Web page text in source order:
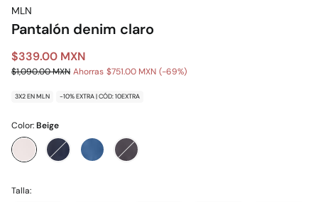
MLN
Pantalón denim claro
$339.00 MXN
$1,090.00 MXN Ahorras $751.00 MXN 69
3X2 EN MLN -10% EXTRA | CÓD: 10EXTRA
Color:Beige
Talla: